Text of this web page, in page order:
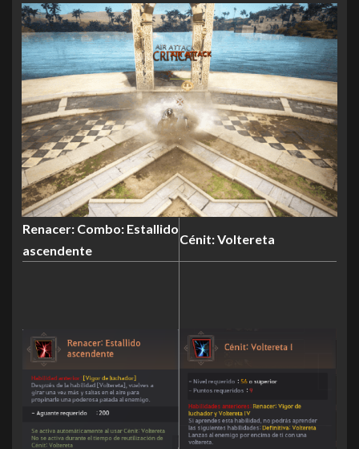
Renacer: Combo: Estallido
ascendente
Cénit: Voltereta